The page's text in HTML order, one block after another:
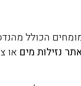
הכולל
נזילות מים או